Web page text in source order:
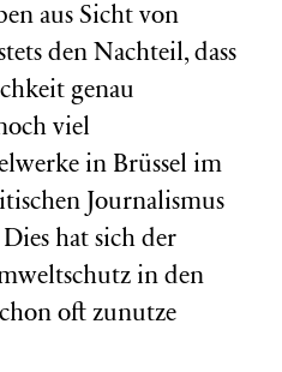
aus Sicht von
den Nachteil, dass
genau
viel
in Brüssel im
Journalismus
hat sich der
in den
oft zunutze